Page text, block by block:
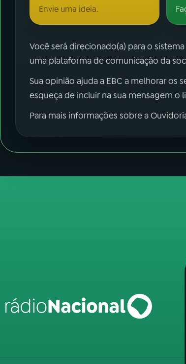
Envie uma ideia.
Você será direcionado(a) para o
uma plataforma de comunicação da
Sua opinião ajuda a EBC a melhorar os
esqueça de incluir na sua mensagem
Para mais informações sobre a